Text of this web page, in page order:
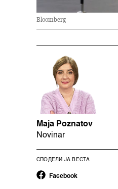
Bloomberg
Maja Poznatov
Novinar
СПОДЕЛИ ЈА ВЕСТА
Facebook